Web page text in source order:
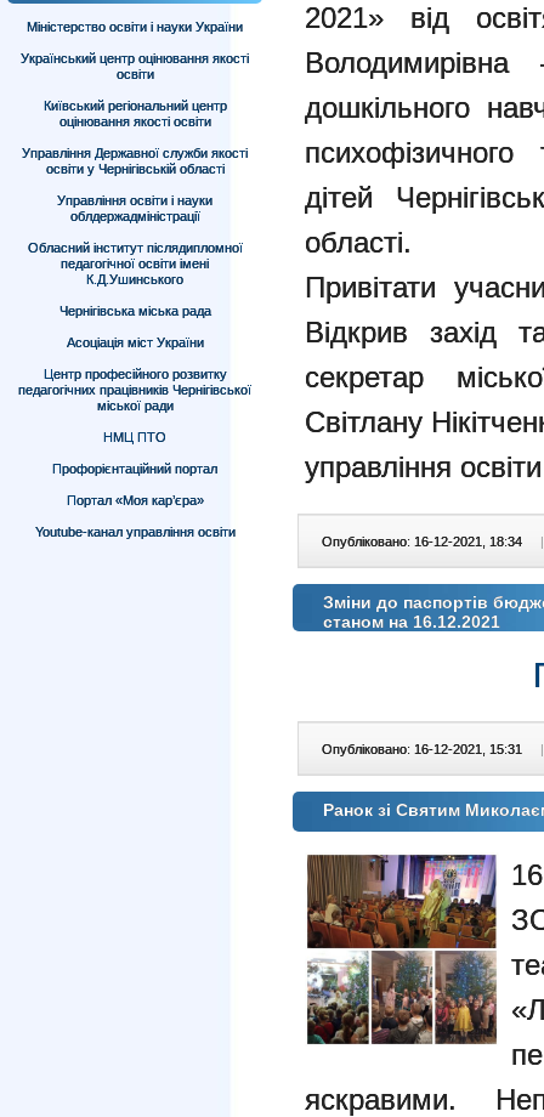
Міністерство освіти і науки України
Український центр оцінювання якості
освіти
Київський регіональний центр
оцінювання якості освіти
Управління Державної служби якості
освіти у Чернігівській області
Управління освіти і науки
облдержадміністрації
Обласний інститут післядипломної
педагогічної освіти імені
К.Д.Ушинського
Чернігівська міська рада
Асоціація міст України
Центр професійного розвитку
педагогічних працівників Чернігівської
міської ради
НМЦ ПТО
Профорієнтаційний портал
Портал «Моя кар’єра»
Youtube-канал управління освіти
2021» від
Володимирівна
дошкільного
психофізичного
дітей
області.
Привітати
Відкрив захід
секретар
Світлану
управління
Опубліковано: 16-12-2021, 18:34 |
Зміни до паспортів
станом на 16.12.2021
Опубліковано: 16-12-2021, 15:31 |
Ранок зі Святим
яскравими.